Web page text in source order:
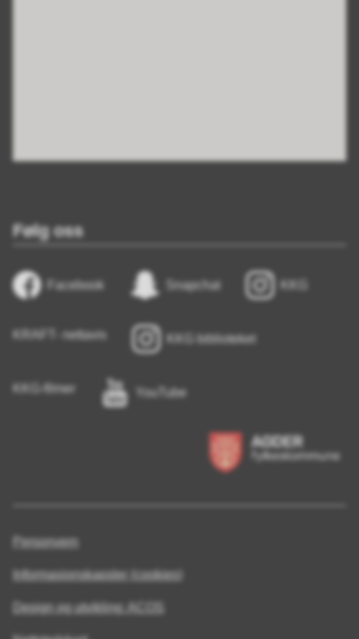
Følg oss
Facebook Snapchat
KRAFT- nettavis KKG biblioteket
KKG-filmer YouTube
Personvern
Informasjonskapsler (cookies)
Design og utvikling: ACOS